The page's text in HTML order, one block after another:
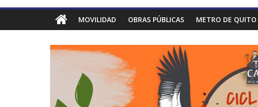
MOVILIDAD OBRAS PÚBLICAS METRO DE QUITO